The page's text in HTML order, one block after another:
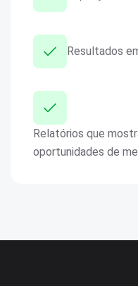
Resultados
Relatórios que
oportunidades de